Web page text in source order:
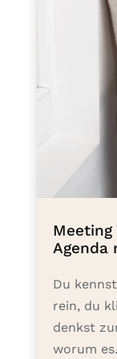
Meeting
Agenda
Du
rein, du
denkst
worum